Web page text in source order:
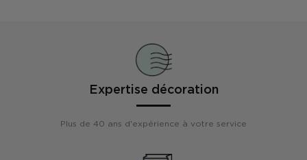
Expertise décoration
Plus de 40 ans d'expérience à votre service